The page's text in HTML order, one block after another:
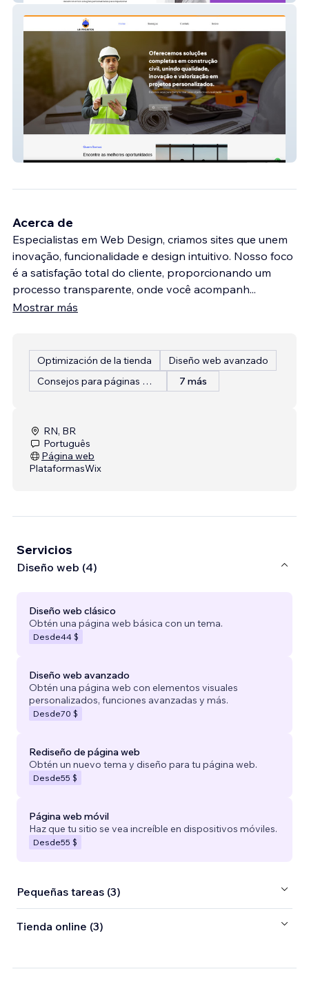
Acerca de
Especialistas em Web Design, criamos sites que unem
inovação, funcionalidade e design intuitivo. Nosso foco
é a satisfação total do cliente, proporcionando um
processo transparente, onde você acompanh...
Mostrar más
Optimización de la tienda
Diseño web avanzado
Consejos para páginas web
7 más
RN, BR
Português
Página web
PlataformasWix
Servicios
Diseño web (4)
Diseño web clásico
Obtén una página web básica con un tema.
Desde44 $
Diseño web avanzado
Obtén una página web con elementos visuales
personalizados, funciones avanzadas y más.
Desde70 $
Rediseño de página web
Obtén un nuevo tema y diseño para tu página web.
Desde55 $
Página web móvil
Haz que tu sitio se vea increíble en dispositivos móviles.
Desde55 $
Pequeñas tareas (3)
Tienda online (3)